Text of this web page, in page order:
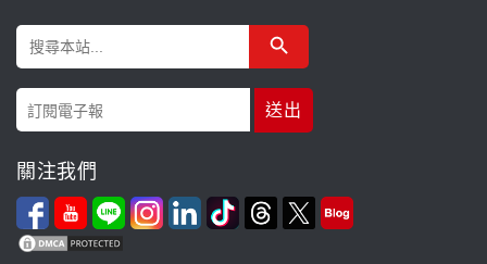
Search
for:
Search Button
關注我們